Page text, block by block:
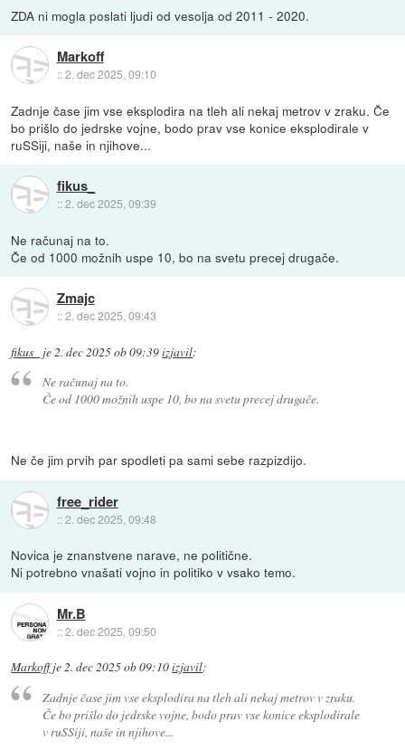
ZDA ni mogla poslati ljudi od vesolja od 2011 - 2020.
Markoff
::2. dec 2025, 09:10
Zadnje čase jim vse eksplodira na tleh ali nekaj metrov v zraku. Če
bo prišlo do jedrske vojne, bodo prav vse konice eksplodirale v
ruSSiji, naše in njihove...
fikus_
::2. dec 2025, 09:39
Ne računaj na to.
Če od 1000 možnih uspe 10, bo na svetu precej drugače.
Zmajc
::2. dec 2025, 09:43
fikus_ je2. dec 2025 ob 09:39izjavil:
Ne računaj na to.
Če od 1000 možnih uspe 10, bo na svetu precej drugače.
Ne če jim prvih par spodleti pa sami sebe razpizdijo.
free_rider
::2. dec 2025, 09:48
Novica je znanstvene narave, ne politične.
Ni potrebno vnašati vojno in politiko v vsako temo.
Mr.B
::2. dec 2025, 09:50
Markoffje2. dec 2025 ob 09:10izjavil:
Zadnje čase jim vse eksplodira na tleh ali nekaj metrov v zraku.
Če bo prišlo do jedrske vojne, bodo prav vse konice eksplodirale
v ruSSiji, naše in njihove...